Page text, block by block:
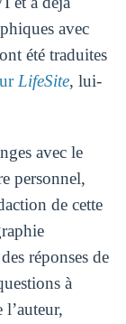
avec
été traduites
LifeSite, lui-
avec le
personnel,
de cette
réponses de
à